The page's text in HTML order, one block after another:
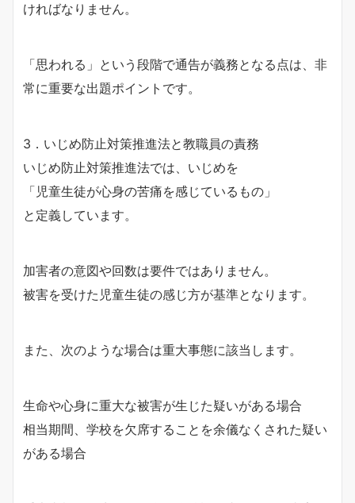
ければなりません。
「思われる」という段階で通告が義務となる点は、非
常に重要な出題ポイントです。
3．いじめ防止対策推進法と教職員の責務
いじめ防止対策推進法では、いじめを
「児童生徒が心身の苦痛を感じているもの」
と定義しています。
加害者の意図や回数は要件ではありません。
被害を受けた児童生徒の感じ方が基準となります。
また、次のような場合は重大事態に該当します。
生命や心身に重大な被害が生じた疑いがある場合
相当期間、学校を欠席することを余儀なくされた疑い
がある場合